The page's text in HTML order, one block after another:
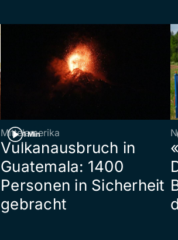
1 Min
Mittelamerika
Vulkanausbruch in
Guatemala: 1400
Personen in Sicherheit
gebracht